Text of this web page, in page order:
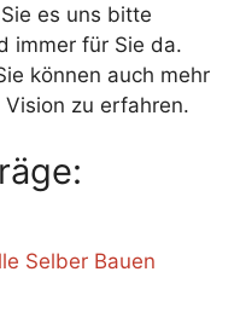
es uns bitte
immer für Sie da.
können auch mehr
zu erfahren.
Selber Bauen